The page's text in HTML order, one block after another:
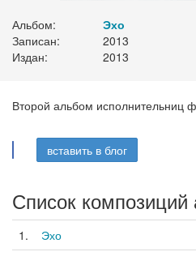
Альбом:
Эхо
Записан:
2013
Издан:
2013
Второй альбом исполнительниц
вставить в блог
Список
1.
Эхо